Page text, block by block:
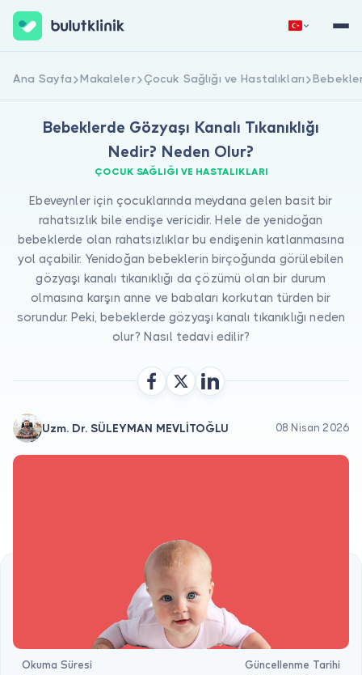
Hakkımızda
Hastalar için
Doktorlar için
Doktor musunuz?
Hemen Kaydol Giriş Yap
Ana Sayfa Makaleler Çocuk Sağlığı ve Hastalıkları
Bebeklerde Gözyaşı Kanalı Tıkanıklığı
Nedir? Neden Olur?
ÇOCUK SAĞLIĞI VE HASTALIKLARI
Ebeveynler için çocuklarında meydana gelen basit bir
rahatsızlık bile endişe vericidir. Hele de yenidoğan
bebeklerde olan rahatsızlıklar bu endişenin katlanmasına
yol açabilir. Yenidoğan bebeklerin birçoğunda görülebilen
gözyaşı kanalı tıkanıklığı da çözümü olan bir durum
olmasına karşın anne ve babaları korkutan türden bir
sorundur. Peki, bebeklerde gözyaşı kanalı tıkanıklığı neden
olur? Nasıl tedavi edilir?
Uzm. Dr. SÜLEYMAN MEVLİTOĞLU 08 Nisan 2026
Okuma Süresi Güncellenme Tarihi